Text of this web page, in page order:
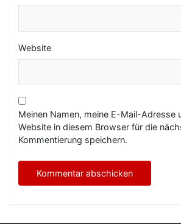
Website
Meinen Namen, meine E-Mail-Adresse
Website in diesem Browser für die
Kommentierung speichern.